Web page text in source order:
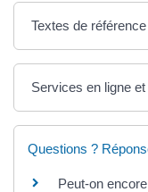
Textes de référence
Services en ligne
Questions ?
Peut-on